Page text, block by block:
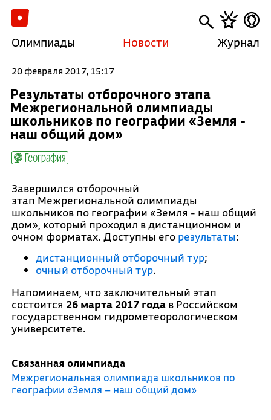
Олимпиады Новости Журнал
20 февраля 2017, 15:17
Результаты отборочного этапа
Межрегиональной олимпиады
школьников по географии «Земля -
наш общий дом»
География
Завершился отборочный
этап Межрегиональной олимпиады
школьников по географии «Земля - наш общий
дом», который проходил в дистанционном и
очном форматах. Доступны его результаты:
дистанционный отборочный тур;
очный отборочный тур.
Напоминаем, что заключительный этап
состоится 26 марта 2017 года в Российском
государственном гидрометеорологическом
университете.
Связанная олимпиада
Межрегиональная олимпиада школьников по
географии «Земля – наш общий дом»